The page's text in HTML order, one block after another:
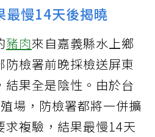
最慢14天後揭曉
豬肉來自嘉義縣水上鄉
防檢署前晚採檢送屏東
果全是陰性。由於台
場，防檢署都將一併擴
求複驗，結果最慢14天